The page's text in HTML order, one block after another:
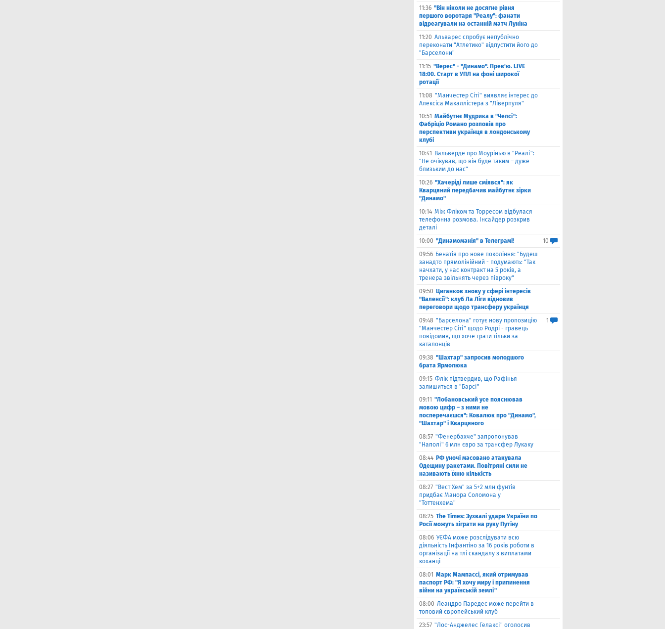
11:36 "Він ніколи не досягне рівня
першого воротаря "Реалу": фанати
відреагували на останній матч Луніна
11:20 Альварес спробує непублічно
переконати "Атлетико" відпустити його до
"Барселони"
11:15 "Верес" - "Динамо". Прев'ю. LIVE
18:00. Старт в УПЛ на фоні широкої
ротації
11:08 "Манчестер Сіті" виявляє інтерес до
Алексіса Макаллістера з "Ліверпуля"
10:51 Майбутнє Мудрика в "Челсі":
Фабріціо Романо розповів про
перспективи українця в лондонському
клубі
10:41
Вальверде про Моурінью в "Реалі":
"Не очікував, що він буде таким – дуже
близьким до нас"
10:26 "Хачеріді лише сміявся": як
Кварцяний передбачив майбутнє зірки
"Динамо"
10:14 Між Фліком та Торресом відбулася
телефонна розмова. Інсайдер розкрив
деталі
10:00 "Динамоманія" в Телеграмі!
10
09:56 Бенатія про нове покоління: "Будеш
занадто прямолінійний - подумають: "Так
начхати, у нас контракт на 5 років, а
тренера звільнять через півроку"
09:50 Циганков знову у сфері інтересів
"Валенсії": клуб Ла Ліги відновив
переговори щодо трансферу українця
09:48 "Барселона" готує нову пропозицію
"Манчестер Сіті" щодо Родрі - гравець
повідомив, що хоче грати тільки за
каталонців
1
09:38 "Шахтар" запросив молодшого
брата Ярмолюка
09:15 Флік підтвердив, що Рафінья
залишиться в "Барсі"
09:11 "Лобановський усе пояснював
мовою цифр – з ними не
посперечаєшся": Ковалюк про "Динамо",
"Шахтар" і Кварцяного
08:57 "Фенербахче" запропонував
"Наполі" 6 млн євро за трансфер Лукаку
08:44 РФ уночі масовано атакувала
Одещину ракетами. Повітряні сили не
називають їхню кількість
08:27 "Вест Хем" за 5+2 млн фунтів
придбає Манора Соломона у
"Тоттенхема"
08:25 The Times: Зухвалі удари України по
Росії можуть зіграти на руку Путіну
08:06 УЄФА може розслідувати всю
діяльність Інфантіно за 16 років роботи в
організації на тлі скандалу з виплатами
коханці
08:01 Марк Мампассі, який отримував
паспорт РФ: "Я хочу миру і припинення
війни на українській землі"
08:00 Леандро Паредес може перейти в
топовий європейський клуб
23:57 "Лос-Анджелес Гелаксі" оголосив